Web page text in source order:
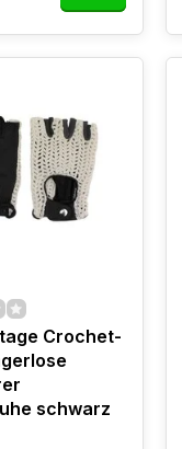
Crochet-
schwarz